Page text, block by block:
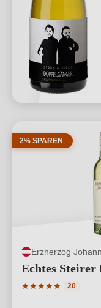
2% SPAREN
Erzherzog
Echtes Steirer
★★★★★
Durchschnittliche
20